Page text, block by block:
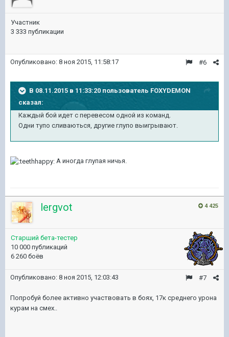
Участник
3 333 публикации
#6
Опубликовано: 8 ноя 2015, 11:58:17
В 08.11.2015 в 11:33:20 пользователь FOXYDEMON
сказал:
Каждый бой идет с перевесом одной из команд.
Одни тупо сливаються, другие глупо выигрывают.
А иногда глупая ничья.
4 425
lergvot
Старший бета-тестер
10 000 публикаций
6 260 боёв
#7
Опубликовано: 8 ноя 2015, 12:03:43
Попробуй более активно участвовать в боях, 17к среднего урона
курам на смех..